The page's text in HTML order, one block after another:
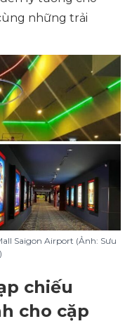
những trải
Saigon Airport (Ảnh: Sưu
chiếu
cho cặp